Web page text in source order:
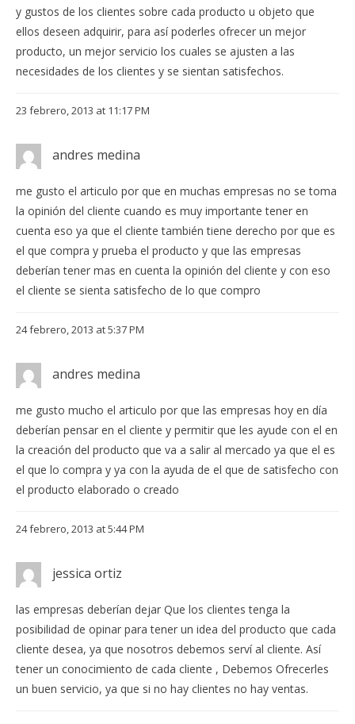
y gustos de los clientes sobre cada producto u objeto que
ellos deseen adquirir, para así poderles ofrecer un mejor
producto, un mejor servicio los cuales se ajusten a las
necesidades de los clientes y se sientan satisfechos.
23 febrero, 2013 at 11:17 PM
andres medina
me gusto el articulo por que en muchas empresas no se toma
la opinión del cliente cuando es muy importante tener en
cuenta eso ya que el cliente también tiene derecho por que es
el que compra y prueba el producto y que las empresas
deberían tener mas en cuenta la opinión del cliente y con eso
el cliente se sienta satisfecho de lo que compro
24 febrero, 2013 at 5:37 PM
andres medina
me gusto mucho el articulo por que las empresas hoy en día
deberían pensar en el cliente y permitir que les ayude con el en
la creación del producto que va a salir al mercado ya que el es
el que lo compra y ya con la ayuda de el que de satisfecho con
el producto elaborado o creado
24 febrero, 2013 at 5:44 PM
jessica ortiz
las empresas deberían dejar Que los clientes tenga la
posibilidad de opinar para tener un idea del producto que cada
cliente desea, ya que nosotros debemos serví al cliente. Así
tener un conocimiento de cada cliente , Debemos Ofrecerles
un buen servicio, ya que si no hay clientes no hay ventas.